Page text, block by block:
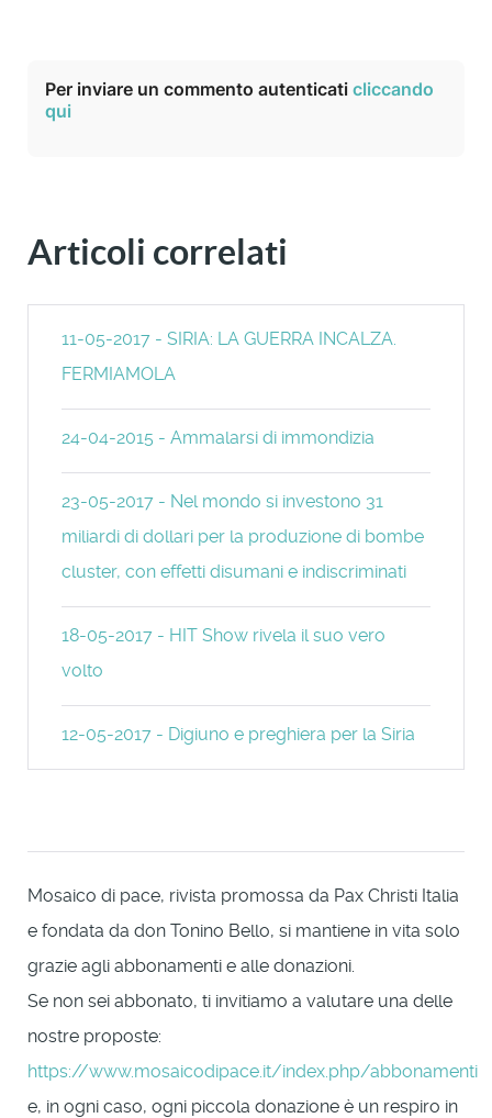
Per inviare un commento autenticati cliccando
qui
Articoli correlati
11-05-2017 - SIRIA: LA GUERRA INCALZA.
FERMIAMOLA
24-04-2015 - Ammalarsi di immondizia
23-05-2017 - Nel mondo si investono 31
miliardi di dollari per la produzione di bombe
cluster, con effetti disumani e indiscriminati
18-05-2017 - HIT Show rivela il suo vero
volto
12-05-2017 - Digiuno e preghiera per la Siria
Mosaico di pace, rivista promossa da Pax Christi Italia
e fondata da don Tonino Bello, si mantiene in vita solo
grazie agli abbonamenti e alle donazioni.
Se non sei abbonato, ti invitiamo a valutare una delle
nostre proposte:
https://www.mosaicodipace.it/index.php/abbonamenti
e, in ogni caso, ogni piccola donazione è un respiro in